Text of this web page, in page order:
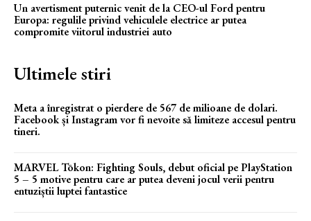
Un avertisment puternic venit de la CEO-ul Ford pentru
Europa: regulile privind vehiculele electrice ar putea
compromite viitorul industriei auto
Ultimele stiri
Meta a înregistrat o pierdere de 567 de milioane de dolari.
Facebook și Instagram vor fi nevoite să limiteze accesul pentru
tineri.
MARVEL Tōkon: Fighting Souls, debut oficial pe PlayStation
5 – 5 motive pentru care ar putea deveni jocul verii pentru
entuziștii luptei fantastice